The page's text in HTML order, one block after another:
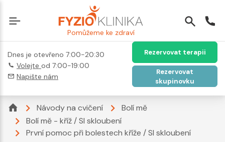
Pomůžeme ke zdraví
Dnes je otevřeno 7:00-20:30
Volejte od 7:00-19:00
Napište nám
Rezervovat terapii
Rezervovat
skupinovku
Návody na cvičení
Bolí mě
Bolí mě - kříž / SI skloubení
První pomoc při bolestech kříže / SI skloubení